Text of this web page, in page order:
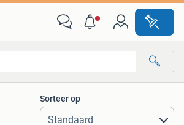
Alle afstanden…
Sorteer op